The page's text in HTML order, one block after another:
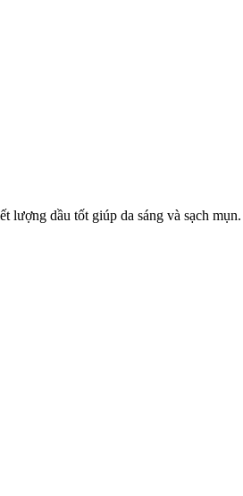
lượng dầu tốt giúp da sáng và sạch mụn.